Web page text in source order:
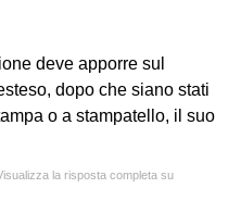
deve apporre sul
dopo che siano stati
o a stampatello, il suo
la risposta completa su